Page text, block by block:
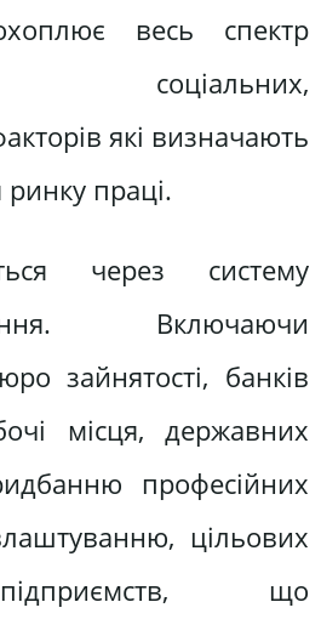
весь спектр
соціальних,
які визначають
праці.
через систему
Включаючи
зайнятості, банків
місця, державних
професійних
цільових
що